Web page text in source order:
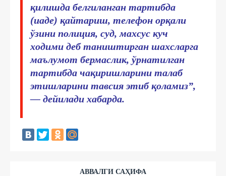
қилишда белгиланган тартибда
(иаде) қайтариш, телефон орқали
ўзини полиция, суд, махсус куч
ходими деб таништирган шахсларга
маълумот бермаслик, ўрнатилган
тартибда чақиришларини талаб
этишларини тавсия этиб қоламиз”,
— дейилади хабарда.
АВВАЛГИ САҲИФА